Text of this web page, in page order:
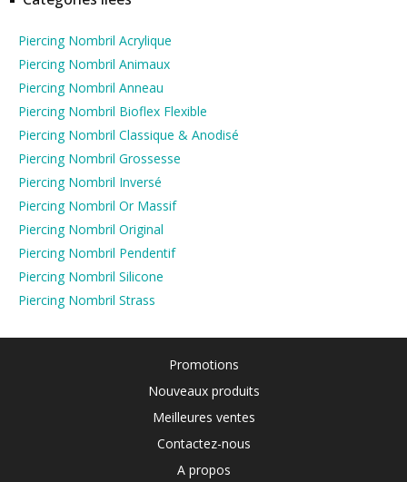
Piercing Nombril Acrylique
Piercing Nombril Animaux
Piercing Nombril Anneau
Piercing Nombril Bioflex Flexible
Piercing Nombril Classique & Anodisé
Piercing Nombril Grossesse
Piercing Nombril Inversé
Piercing Nombril Or Massif
Piercing Nombril Original
Piercing Nombril Pendentif
Piercing Nombril Silicone
Piercing Nombril Strass
Promotions
Nouveaux produits
Meilleures ventes
Contactez-nous
A propos